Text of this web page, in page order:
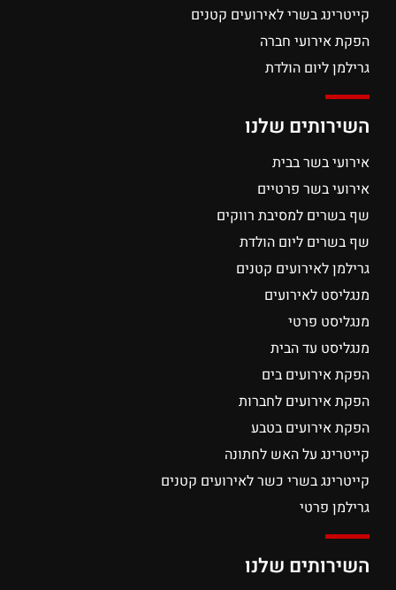
קייטרינג בשרי לאירועים קטנים
הפקת אירועי חברה
גרילמן ליום הולדת
השירותים שלנו
אירועי בשר בבית
אירועי בשר פרטיים
שף בשרים למסיבת רווקים
שף בשרים ליום הולדת
גרילמן לאירועים קטנים
מנגליסט לאירועים
מנגליסט פרטי
מנגליסט עד הבית
הפקת אירועים בים
הפקת אירועים לחברות
הפקת אירועים בטבע
קייטרינג על האש לחתונה
קייטרינג בשרי כשר לאירועים קטנים
גרילמן פרטי
השירותים שלנו